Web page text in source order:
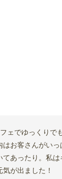
ェでゆっくりで
お客さんがい
あったり。私
が出ました！